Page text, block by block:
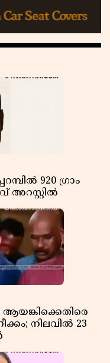
920 ഗ്രാം
അറസ്റ്റിൽ
നിലവിൽ 23